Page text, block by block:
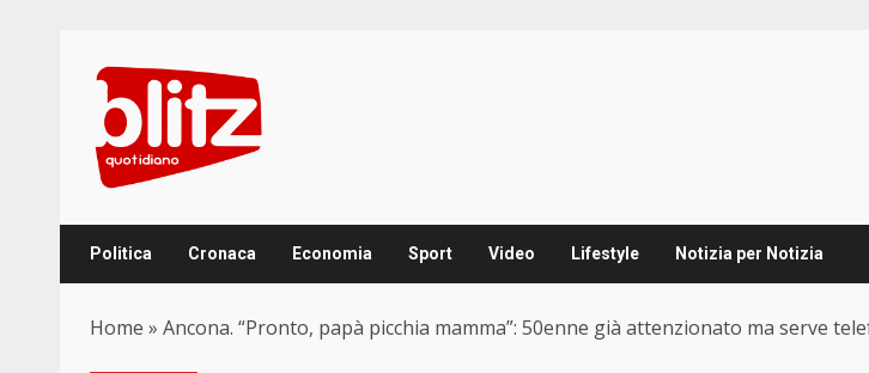
content
Politica Cronaca Economia Sport Video Lifestyle Notizia per Notizia
Home » Ancona. “Pronto, papà picchia mamma”: 50enne già attenzionato ma serve